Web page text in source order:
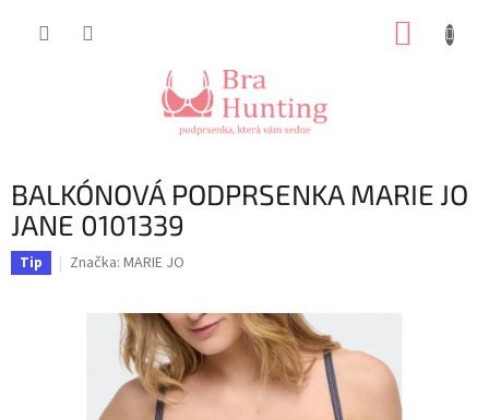
BALKÓNOVÁ PODPRSENKA MARIE JO
JANE 0101339
Tip Značka: MARIE JO